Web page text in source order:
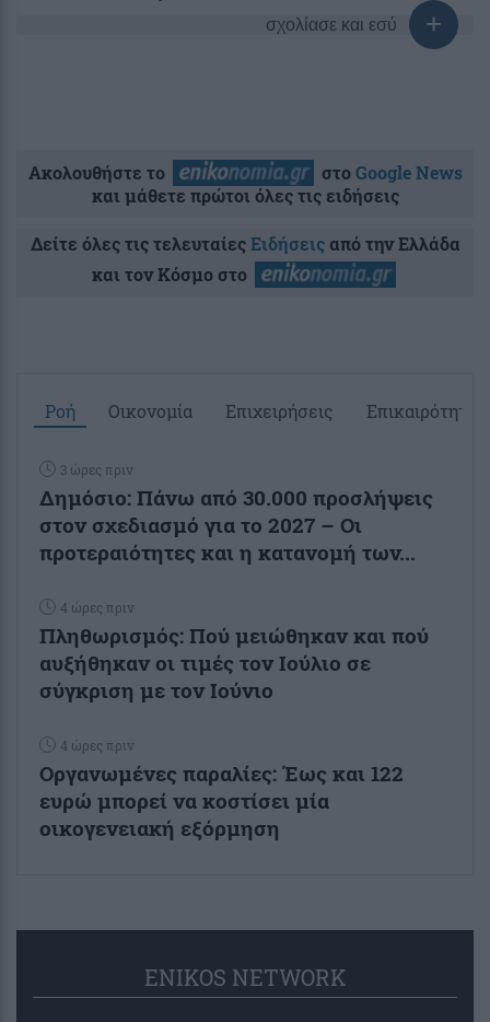
σχολίασε και εσύ
Ακολουθήστε το στοGoogle News
και μάθετε πρώτοι όλες τις ειδήσεις
Δείτε όλες τις τελευταίεςΕιδήσειςαπό την Ελλάδα
και τον Κόσμο στο
Ροή Οικονομία Επιχειρήσεις Επικαιρότητα
3 ώρες πριν
Δημόσιο: Πάνω από 30.000 προσλήψεις
στον σχεδιασμό για το 2027 – Οι
προτεραιότητες και η κατανομή των...
4 ώρες πριν
Πληθωρισμός: Πού μειώθηκαν και πού
αυξήθηκαν οι τιμές τον Ιούλιο σε
σύγκριση με τον Ιούνιο
4 ώρες πριν
Οργανωμένες παραλίες: Έως και 122
ευρώ μπορεί να κοστίσει μία
οικογενειακή εξόρμηση
ENIKOS NETWORK